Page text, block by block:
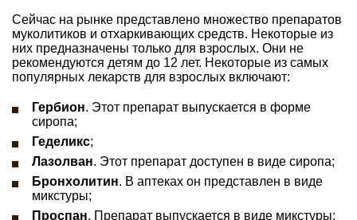
Сейчас на рынке представлено множество препаратов
муколитиков и отхаркивающих средств. Некоторые из
них предназначены только для взрослых. Они не
рекомендуются детям до 12 лет. Некоторые из самых
популярных лекарств для взрослых включают:
Гербион. Этот препарат выпускается в форме
сиропа;
Геделикс;
Лазолван. Этот препарат доступен в виде сиропа;
Бронхолитин. В аптеках он представлен в виде
микстуры;
Проспан. Препарат выпускается в виде микстуры;